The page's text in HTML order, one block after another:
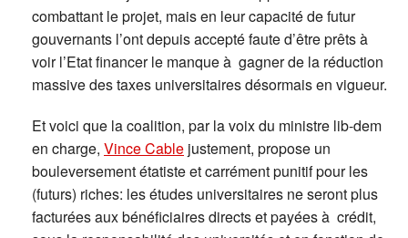
combattant le projet, mais en leur capacité de futur
gouvernants l’ont depuis accepté faute d’être prêts à
voir l’Etat financer le manque à gagner de la réduction
massive des taxes universitaires désormais en vigueur.
Et voici que la coalition, par la voix du ministre lib-dem
en charge, Vince Cable justement, propose un
bouleversement étatiste et carrément punitif pour les
(futurs) riches: les études universitaires ne seront plus
facturées aux bénéficiaires directs et payées à crédit,